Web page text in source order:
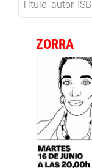
ZORRA